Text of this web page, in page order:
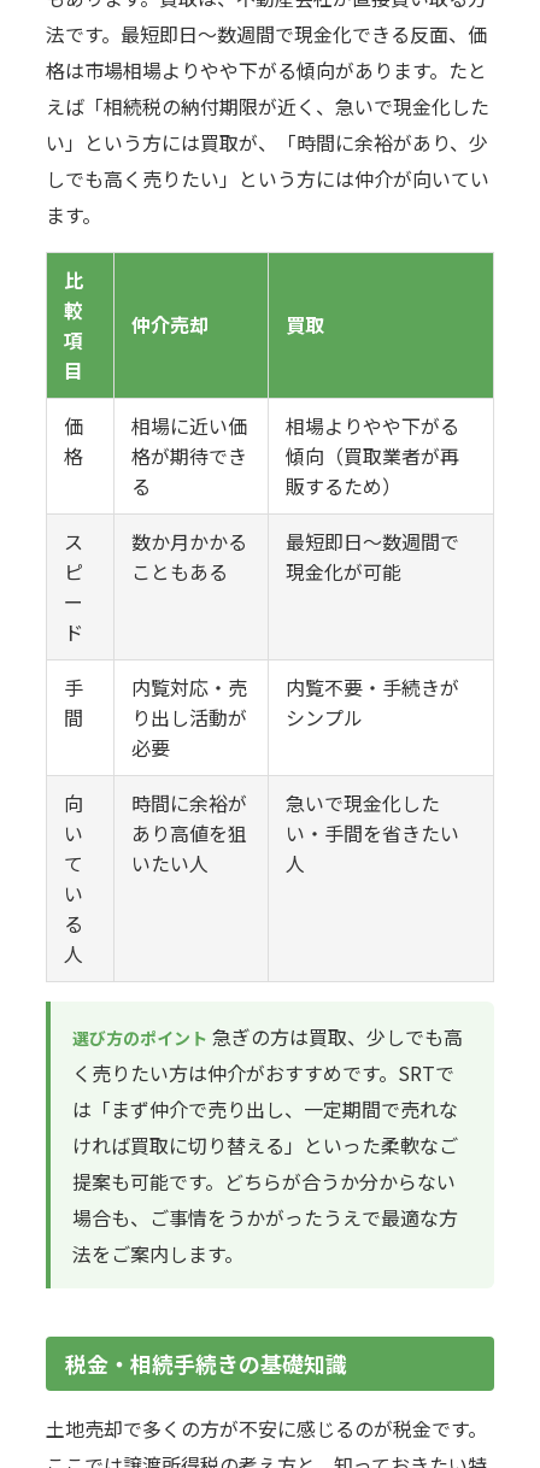
法です。最短即日〜数週間で現金化できる反面、価
格は市場相場よりやや下がる傾向があります。たと
えば「相続税の納付期限が近く、急いで現金化した
い」という方には買取が、「時間に余裕があり、少
しでも高く売りたい」という方には仲介が向いてい
ます。
比
較
項
目
仲介売却 買取
価
格
相場に近い価
格が期待でき
る
相場よりやや下がる
傾向（買取業者が再
販するため）
ス
ピ
ー
ド
数か月かかる
こともある
最短即日〜数週間で
現金化が可能
手
間
内覧対応・売
り出し活動が
必要
内覧不要・手続きが
シンプル
向
い
て
い
る
人
時間に余裕が
あり高値を狙
いたい人
急いで現金化した
い・手間を省きたい
人
選び方のポイント 急ぎの方は買取、少しでも高
く売りたい方は仲介がおすすめです。SRTで
は「まず仲介で売り出し、一定期間で売れな
ければ買取に切り替える」といった柔軟なご
提案も可能です。どちらが合うか分からない
場合も、ご事情をうかがったうえで最適な方
法をご案内します。
税金・相続手続きの基礎知識
土地売却で多くの方が不安に感じるのが税金です。